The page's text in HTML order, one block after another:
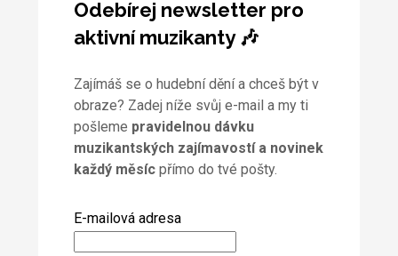
Odebírej newsletter pro
aktivní muzikanty 🎶
Zajímáš se o hudební dění a chceš být v
obraze? Zadej níže svůj e-mail a my ti
pošleme pravidelnou dávku
muzikantských zajímavostí a novinek
každý měsícpřímo do tvé pošty.
E-mailová adresa